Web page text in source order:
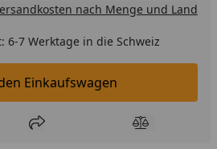
nach Menge und Land
6-7 Werktage in die Schweiz
In den Einkaufswagen legen
Einkaufswagen
hinzufügen
Teilen Produkt